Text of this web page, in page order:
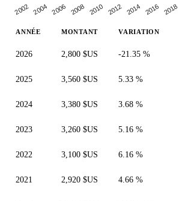
2002 2004 2006 2008 2010 2012 2014 2016 2018
ANNÉE MONTANT VARIATION
2026 2,800 $US -21.35 %
2025 3,560 $US 5.33 %
2024 3,380 $US 3.68 %
2023 3,260 $US 5.16 %
2022 3,100 $US 6.16 %
2021 2,920 $US 4.66 %